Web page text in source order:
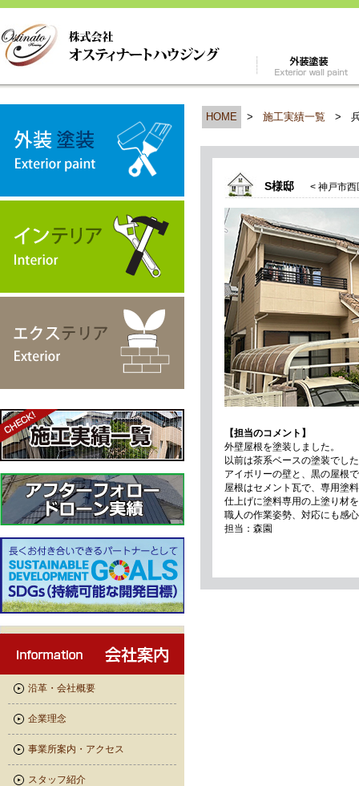
沿革・会社概要
企業理念
事業所案内・アクセス
スタッフ紹介
HOME > 施工実績一覧 >
S様邸 < 神戸市西
【担当のコメント】
外壁屋根を塗装しました。
以前は茶系ベースの塗装でし
アイボリーの壁と、黒の屋根
屋根はセメント瓦で、専用塗
仕上げに塗料専用の上塗り材
職人の作業姿勢、対応にも感
担当：森園